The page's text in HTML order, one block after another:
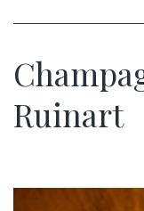
Ruinart